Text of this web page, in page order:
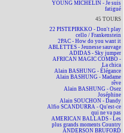
YOUNG MICHELIN - Je suis
fatigué
45 TOURS
22 PISTEPIRKKO - Don't play
cello / Frankenstein
2PAC - How do you want it
ABLETTES - Jeunesse sauvage
ADIDAS - Sky jumper
AFRICAN MAGIC COMBO -
La chica
Alain BASHUNG - Élégance
Alain BASHUNG - Madame
rêve
Alain BASHUNG - Osez
Joséphine
Alain SOUCHON - Dandy
Alfio SCANDURRA - Qu'est-ce
qui ne va pas
AMERICAN BALLADS - Les
plus grands moments Country
ANDERSON BRUFORD